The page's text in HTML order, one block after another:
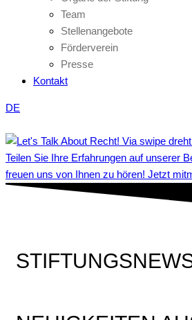
Team
Stellenangebote
Förderverein
Presse
Kontakt
DE
Teilen Sie Ihre Erfahrungen auf unserer
freuen uns von Ihnen zu hören! Jetzt